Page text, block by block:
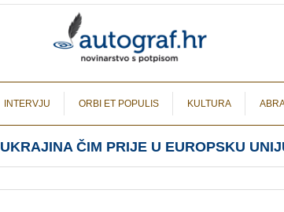
INTERVJU ORBI ET POPULIS KULTURA
UKRAJINA ČIM PRIJE U EUROPSKU